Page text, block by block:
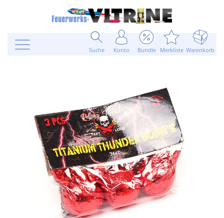
Suche Konto Bundle Merkliste Warenkorb